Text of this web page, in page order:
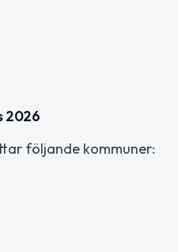
2026
följande kommuner: